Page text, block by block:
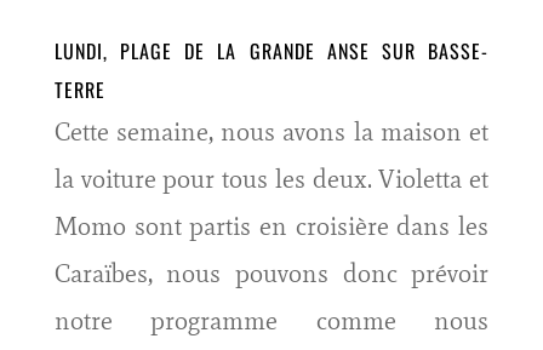
LUNDI, PLAGE DE LA GRANDE ANSE SUR BASSE-
TERRE
Cette semaine, nous avons la maison et
la voiture pour tous les deux. Violetta et
Momo sont partis en croisière dans les
Caraïbes, nous pouvons donc prévoir
notre programme comme nous